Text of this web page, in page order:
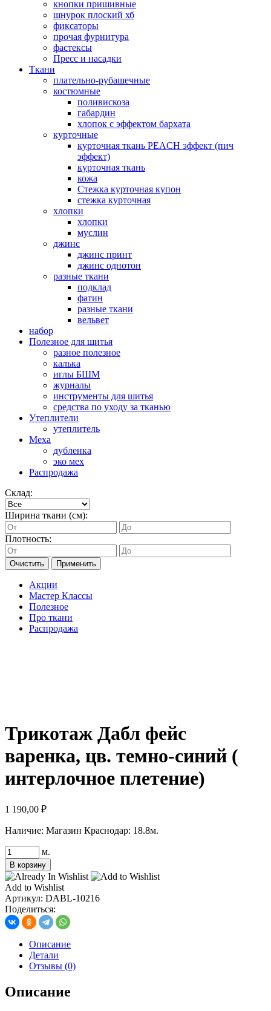
кнопки пришивные
шнурок плоский хб
фиксаторы
прочая фурнитура
фастексы
Пресс и насадки
Ткани
плательно-рубашечные
костюмные
поливискоза
габардин
хлопок с эффектом бархата
курточные
курточная ткань PEACH эффект (пич
эффект)
курточная ткань
кожа
Стежка курточная купон
стежка курточная
хлопки
хлопки
муслин
джинс
джинс принт
джинс однотон
разные ткани
подклад
фатин
разные ткани
вельвет
набор
Полезное для шитья
разное полезное
калька
иглы БШМ
журналы
инструменты для шитья
средства по уходу за тканью
Утеплители
утеплитель
Меха
дубленка
эко мех
Распродажа
Склад:
Ширина ткани (см):
Плотность:
Очистить Применить
Акции
Мастер Классы
Полезное
Про ткани
Распродажа
Трикотаж Дабл фейс
варенка, цв. темно-синий (
интерлочное плетение)
1 190,00 ₽
Наличие: Магазин Краснодар: 18.8м.
Количество
товара
Трикотаж
Дабл
фейс
варенка,
цв.
темно-
интерлочное
плетение)
м.
В корзину
Add to Wishlist
Артикул: DABL-10216
Поделиться:
Описание
Детали
Отзывы (0)
Описание